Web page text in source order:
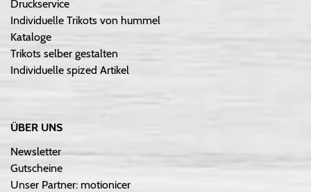
Druckservice
Individuelle Trikots von hummel
Kataloge
Trikots selber gestalten
Individuelle spized Artikel
ÜBER UNS
Newsletter
Gutscheine
Unser Partner: motionicer